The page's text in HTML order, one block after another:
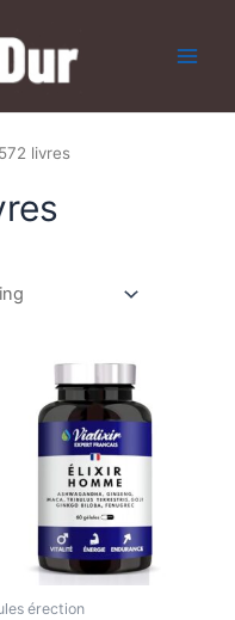
livres
érection